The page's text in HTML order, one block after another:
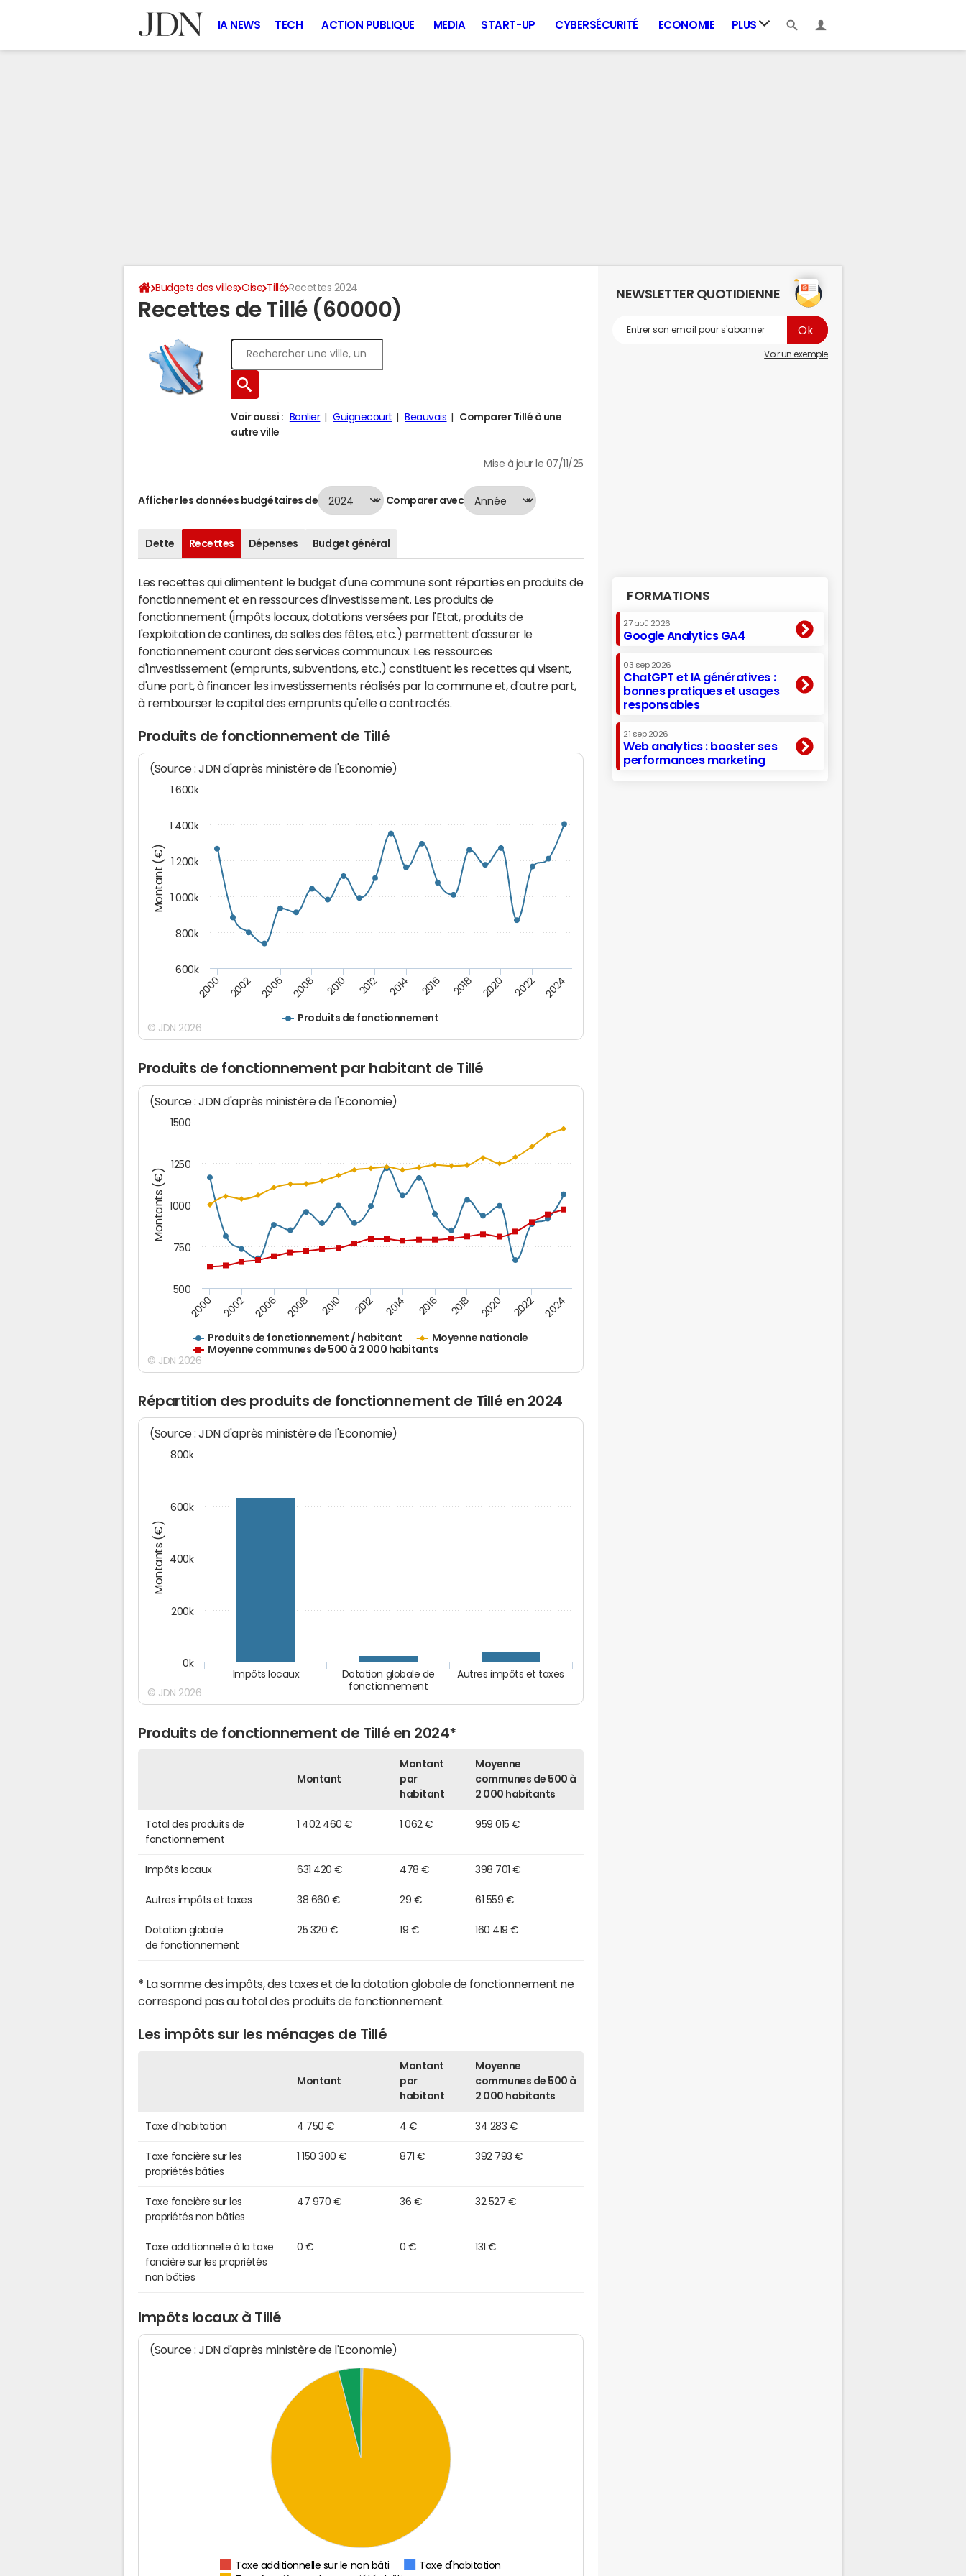
IA NEWS TECH ACTION PUBLIQUE MEDIA START-UP CYBERSÉCURITÉ ECONOMIE PLUS
Budgets des villes Oise Tillé Recettes 2024
Recettes de Tillé (60000)
Voir aussi : Bonlier Guignecourt Beauvais
Comparer Tillé à une
autre ville
Mise à jour le 07/11/25
Afficher les données budgétaires de Comparer avec
Dette Recettes Dépenses Budget général
Les recettes qui alimentent le budget d'une commune sont réparties en produits de
fonctionnement et en ressources d'investissement. Les produits de
fonctionnement (impôts locaux, dotations versées par l'Etat, produits de
l'exploitation de cantines, de salles des fêtes, etc.) permettent d'assurer le
fonctionnement courant des services communaux. Les ressources
d'investissement (emprunts, subventions, etc.) constituent les recettes qui visent,
d'une part, à financer les investissements réalisés par la commune et, d'autre part,
à rembourser le capital des emprunts qu'elle a contractés.
Produits de fonctionnement de Tillé
Montant (€)
(Source : JDN d'après ministère de l'Economie)
Produits de fonctionnement
2000 2002 2006 2008 2010 2012 2014 2016 2018 2020 2022 2024
600k
800k
1 000k
1 200k
1 400k
1 600k
© JDN 2026
Produits de fonctionnement par habitant de Tillé
Montants (€)
(Source : JDN d'après ministère de l'Economie)
Produits de fonctionnement / habitant
Moyenne nationale
Moyenne communes de 500 à 2 000 habitants
2000 2002 2006 2008 2010 2012 2014 2016 2018 2020 2022 2024
500
750
1000
1250
1500
© JDN 2026
Répartition des produits de fonctionnement de Tillé en 2024
Montants (€)
(Source : JDN d'après ministère de l'Economie)
Autres impôts et taxes
Dotation globale de
fonctionnement
Impôts locaux
0k
200k
400k
600k
800k
© JDN 2026
Produits de fonctionnement de Tillé en 2024*
Montant
Montant
par
habitant
Moyenne
communes de 500 à
2 000 habitants
Total des produits de
fonctionnement
1 402 460 € 1 062 € 959 015 €
Impôts locaux 631 420 € 478 € 398 701 €
Autres impôts et taxes 38 660 € 29 € 61 559 €
Dotation globale
de fonctionnement
25 320 € 19 € 160 419 €
* La somme des impôts, des taxes et de la dotation globale de fonctionnement ne
correspond pas au total des produits de fonctionnement.
Les impôts sur les ménages de Tillé
Montant
Montant
par
habitant
Moyenne
communes de 500 à
2 000 habitants
Taxe d'habitation 4 750 € 4 € 34 283 €
Taxe foncière sur les
propriétés bâties
1 150 300 € 871 € 392 793 €
Taxe foncière sur les
propriétés non bâties
47 970 € 36 € 32 527 €
Taxe additionnelle à la taxe
foncière sur les propriétés
non bâties
0 € 0 € 131 €
Impôts locaux à Tillé
(Source : JDN d'après ministère de l'Economie)
Taxe additionnelle sur le non bâti Taxe d'habitation
NEWSLETTER QUOTIDIENNE
Voir un exemple
FORMATIONS
27 aoû 2026
Google Analytics GA4
03 sep 2026
ChatGPT et IA génératives :
bonnes pratiques et usages
responsables
21 sep 2026
Web analytics : booster ses
performances marketing